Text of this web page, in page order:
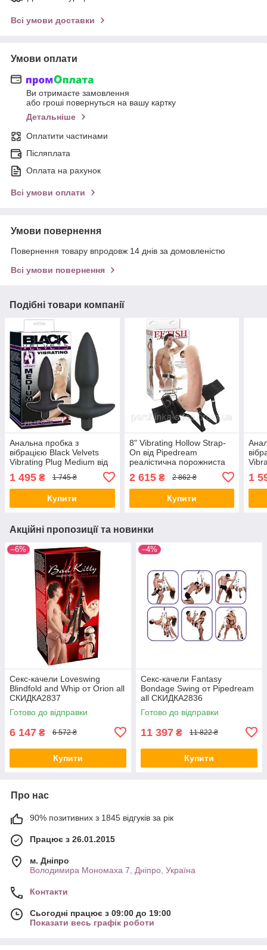
Всі умови доставки
Умови оплати
Ви отримаєте замовлення
або гроші повернуться на вашу картку
Детальніше
Оплатити частинами
Післяплата
Оплата на рахунок
Всі умови оплати
Умови повернення
Повернення товару впродовж 14 днів за домовленістю
Всі умови повернення
Подібні товари компанії
Анальна пробка з
вібрацією Black Velvets
Vibrating Plug Medium від
СКИДКА1092
1 495 ₴ 1 745 ₴
Купити
8" Vibrating Hollow Strap-
On від Pipedream
реалістична порожниста
СКИДКА339
2 615₴ 2 862 ₴
Купити
1
Акційні пропозиції та новинки
–6%
Секс-качели Loveswing
Blindfold and Whip от Orion all
СКИДКА2837
Готово до відправки
6 147 ₴ 6 572 ₴
Купити
–4%
Секс-качели Fantasy
Bondage Swing от Pipedream
all СКИДКА2836
Готово до відправки
11 397 ₴ 11 822 ₴
Купити
Про нас
90% позитивних з 1845 відгуків за рік
Працює з 26.01.2015
м. Дніпро
Володимира Мономаха 7, Дніпро, Україна
Контакти
Сьогодні працює з 09:00 до 19:00
Показати весь графік роботи